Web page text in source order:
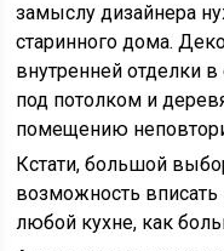
замыслу дизайнера
старинного дома.
внутренней отделки
под потолком и
помещению
Кстати, большой
возможность вписать
любой кухне, как